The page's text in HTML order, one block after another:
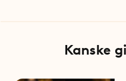
Kanske